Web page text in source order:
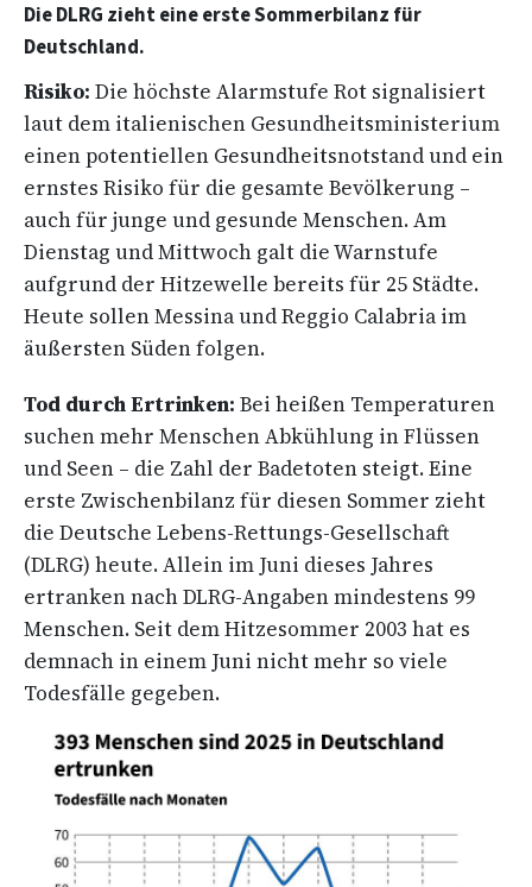
Die DLRG zieht eine erste Sommerbilanz für
Deutschland.
Risiko: Die höchste Alarmstufe Rot signalisiert
laut dem italienischen Gesundheitsministerium
‌einen potentiellen Gesundheitsnotstand und ein
ernstes Risiko für die gesamte Bevölkerung –
auch für junge und gesunde Menschen. ‌Am
Dienstag und Mittwoch galt die Warnstufe
aufgrund der Hitzewelle bereits für 25 Städte.
Heute sollen Messina und Reggio Calabria im
äußersten Süden folgen.
Tod durch Ertrinken: Bei heißen Temperaturen
suchen mehr Menschen Abkühlung in Flüssen
und Seen – die Zahl der Badetoten steigt. Eine
erste Zwischenbilanz für diesen Sommer zieht
die Deutsche Lebens-Rettungs-Gesellschaft
(DLRG) heute. Allein im Juni dieses Jahres
ertranken nach DLRG-Angaben mindestens 99
Menschen. Seit dem Hitzesommer 2003 hat es
demnach in einem Juni nicht mehr so viele
Todesfälle gegeben.